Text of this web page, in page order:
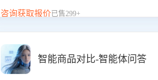
咨询获取报价已售299+
智能商品对比-智能体问答